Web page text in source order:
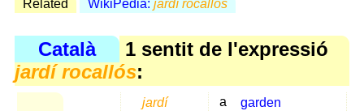
Related WikiPedia: jardí rocallós
Català
1 sentit de l'expressió
jardí rocallós:
jardí
a
garden